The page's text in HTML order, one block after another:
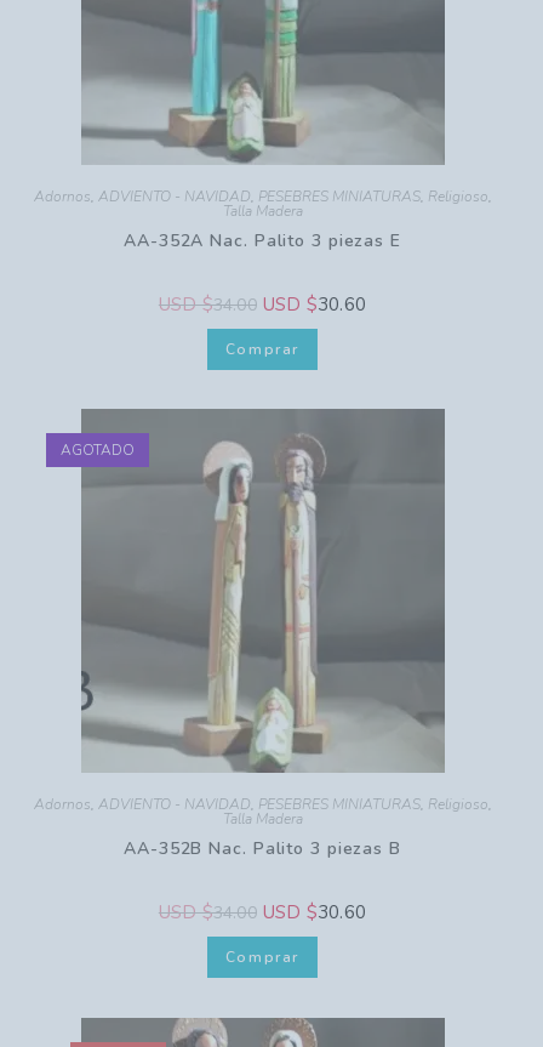
Adornos, ADVIENTO - NAVIDAD, PESEBRES MINIATURAS, Religioso,
Talla Madera
AA-352A Nac. Palito 3 piezas E
USD $34.00 USD $30.60
Comprar
AGOTADO
Adornos, ADVIENTO - NAVIDAD, PESEBRES MINIATURAS, Religioso,
Talla Madera
AA-352B Nac. Palito 3 piezas B
USD $34.00 USD $30.60
Comprar